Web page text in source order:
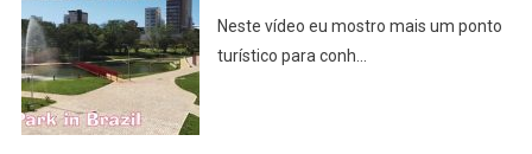
Neste vídeo eu mostro mais um ponto
turístico para conh...